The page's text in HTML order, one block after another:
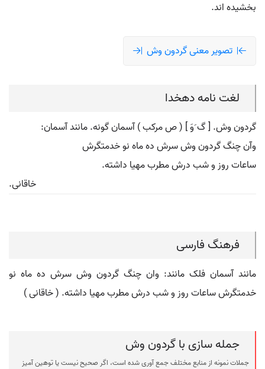
بخشیده اند.
تصویر معنی گردون وش
لغت نامه دهخدا
گردون وش. [ گ َوَ ] ( ص مرکب ) آسمان گونه. مانند آسمان:
وآن چنگ گردون وش سرش ده ماه نو خدمتگرش
ساعات روز و شب درش مطرب مهیا داشته.
خاقانی.
فرهنگ فارسی
مانند آسمان فلک مانند: وان چنگ گردون وش سرش ده ماه نو
خدمتگرش ساعات روز و شب درش مطرب مهیا داشته. ( خاقانی )
جمله سازی با گردون وش
جملات نمونه از منابع مختلف جمع آوری شده است، اگر صحیح نیست یا توهین آمیز